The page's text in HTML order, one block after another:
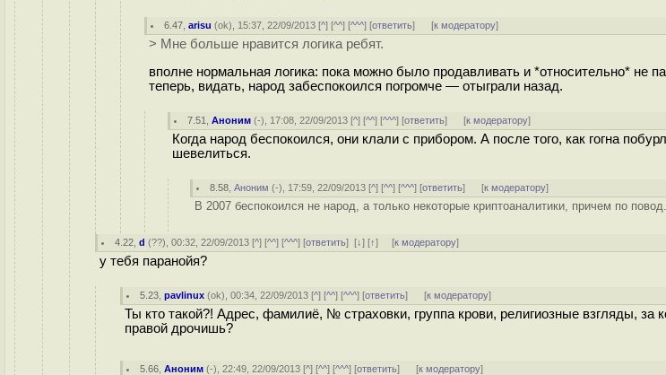
6.47 ,arisu (ok), 15:37, 22/09/2013 [^] [^^] [^^^] [ответить] [к модератору]
> Мне больше нравится логика ребят.
вполне нормальная логика: пока можно было продавливать и *относительно* не
теперь, видать, народ забеспокоился погромче — отыграли назад.
7.51 ,Аноним (-), 17:08, 22/09/2013 [^] [^^] [^^^] [ответить] [к модератору]
Когда народ беспокоился, они клали с прибором. А после того, как гогна
шевелиться.
8.58 ,Аноним (-), 17:59, 22/09/2013 [^] [^^] [^^^] [ответить] [к модератору]
В 2007 беспокоился не народ, а только некоторые криптоаналитики, причем по
4.22 ,d (??), 00:32, 22/09/2013 [^] [^^] [^^^] [ответить][↓] [↑] [к модератору]
у тебя паранойя?
5.23 ,pavlinux (ok), 00:34, 22/09/2013 [^] [^^] [^^^] [ответить] [к модератору]
Ты кто такой?! Адрес, фамилиё, № страховки, группа крови, религиозные взгляды, за
правой дрочишь?
5.66 ,Аноним (-), 22:49, 22/09/2013 [^] [^^] [^^^] [ответить] [к модератору]